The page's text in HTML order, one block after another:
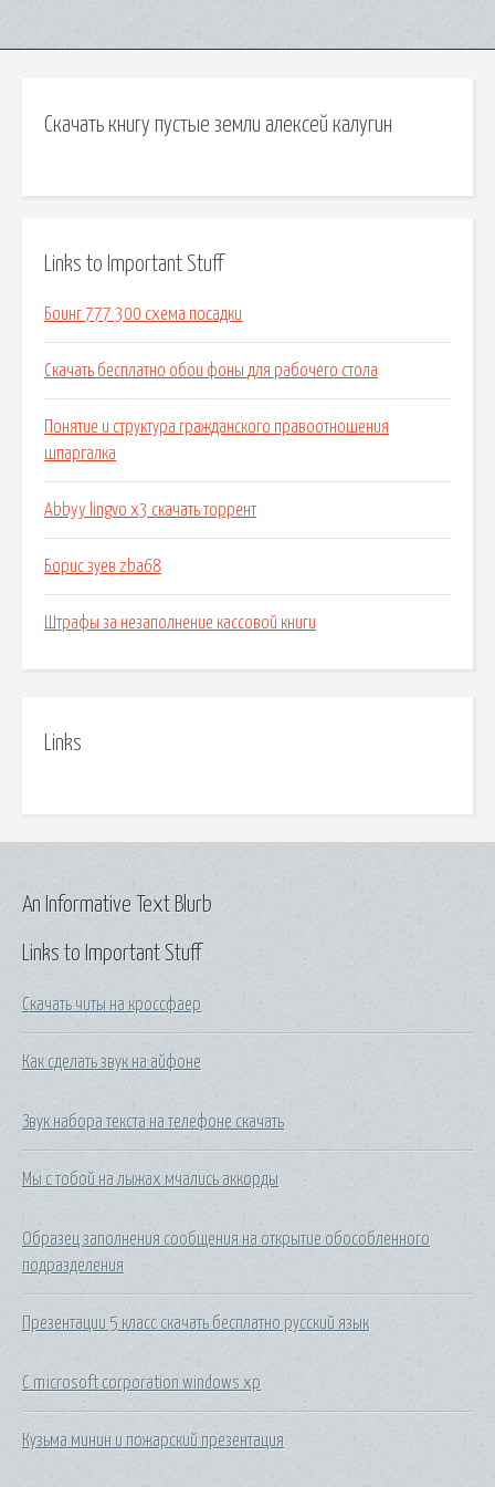
Скачать книгу пустые земли алексей калугин
Links to Important Stuff
Боинг 777 300 схема посадки
Скачать бесплатно обои фоны для рабочего стола
Понятие и структура гражданского правоотношения
шпаргалка
Abbyy lingvo x3 скачать торрент
Борис зуев zba68
Штрафы за незаполнение кассовой книги
Links
Links to Important Stuff
Скачать читы на кроссфаер
Как сделать звук на айфоне
Звук набора текста на телефоне скачать
Мы с тобой на лыжах мчались аккорды
Образец заполнения сообщения на открытие обособленного
подразделения
Презентации 5 класс скачать бесплатно русский язык
C microsoft corporation windows xp
Кузьма минин и пожарский презентация
An Informative Text Blurb